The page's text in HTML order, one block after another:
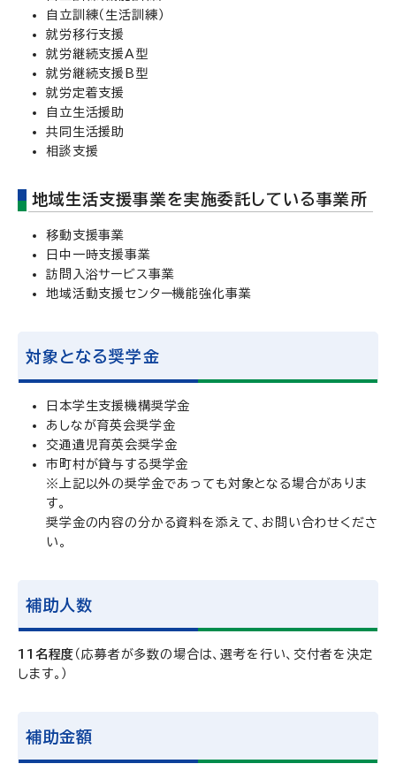
自立訓練（生活訓練）
就労移行支援
就労継続支援A型
就労継続支援B型
就労定着支援
自立生活援助
共同生活援助
相談支援
地域生活支援事業を実施委託している事業所
移動支援事業
日中一時支援事業
訪問入浴サービス事業
地域活動支援センター機能強化事業
対象となる奨学金
日本学生支援機構奨学金
あしなが育英会奨学金
交通遺児育英会奨学金
市町村が貸与する奨学金
※上記以外の奨学金であっても対象となる場合がありま
す。
奨学金の内容の分かる資料を添えて、お問い合わせくださ
い。
補助人数
11名程度 （応募者が多数の場合は、選考を行い、交付者を決定
します。）
補助金額